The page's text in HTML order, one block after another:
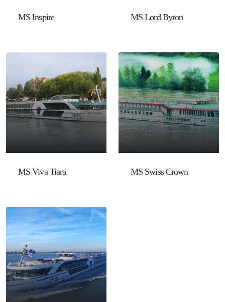
MS Inspire MS Lord Byron
MS Viva Tiara MS Swiss Crown